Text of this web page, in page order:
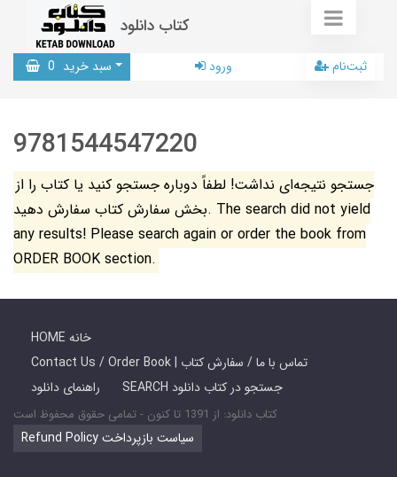
کتاب دانلود
سبد خرید 0 ورود ثبت‌نام
9781544547220
جستجو نتیجه‌ای نداشت! لطفاً دوباره جستجو کنید یا کتاب را از
بخش سفارش کتاب سفارش دهید. The search did not yield
any results! Please search again or order the book from
ORDER BOOK section.
HOME خانه
Contact Us / Order Book | تماس با ما / سفارش کتاب
راهنمای دانلود
SEARCH جستجو در کتاب دانلود
کتاب دانلود: از 1391 تا کنون - تمامی حقوق محفوظ است
Refund Policy سیاست بازپرداخت